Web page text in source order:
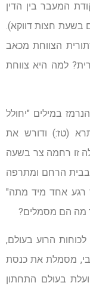
המעבר בין הדין
בשעת חצות דווקא).
הצווחת מכאב
למה היא צווחת
במילים "יחולל
(טז:) ודורש את
זו רחמה צר בשעה
בבית הרחם ומתרפה
רגע אחד מיד מתה"
מה הם מסמלים?
הרוע בעולם,
מסמלת את כנסת
בעולם התחתון